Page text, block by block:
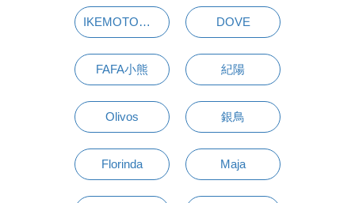
IKEMOTO池本刷子 DOVE
FAFA小熊 紀陽
Olivos 銀鳥
Florinda Maja